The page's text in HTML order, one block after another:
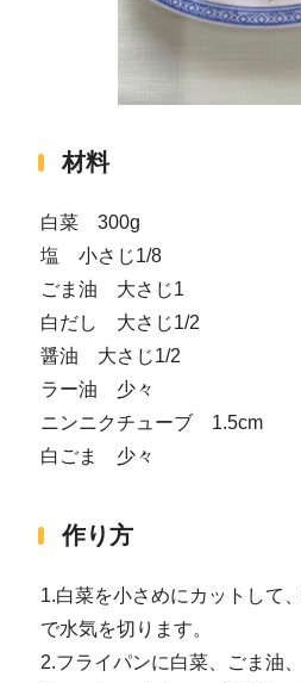
材料
白菜 300g
塩 小さじ1/8
ごま油 大さじ1
白だし 大さじ1/2
醤油 大さじ1/2
ラー油 少々
ニンニクチューブ 1.5cm
白ごま 少々
作り方
1.白菜を小さめにカットして
で水気を切ります。
2.フライパンに白菜、ごま油